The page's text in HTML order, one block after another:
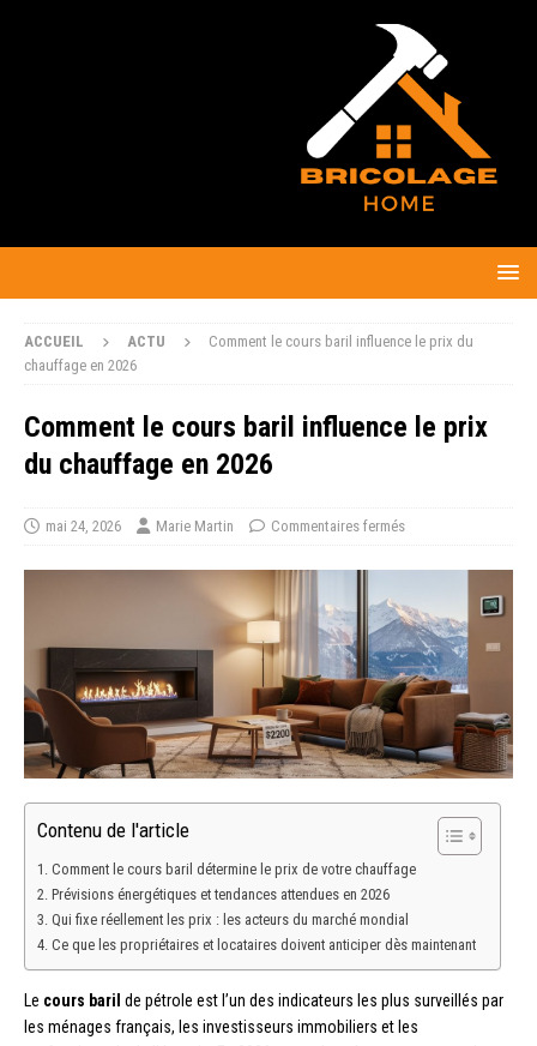
ACCUEIL ACTU
Comment le cours baril influence le prix du
chauffage en 2026
Comment le cours baril influence le prix
du chauffage en 2026
mai 24, 2026 Marie Martin Commentaires fermés
Contenu de l'article
Comment le cours baril détermine le prix de votre chauffage
Prévisions énergétiques et tendances attendues en 2026
Qui fixe réellement les prix : les acteurs du marché mondial
Ce que les propriétaires et locataires doivent anticiper dès maintenant
Le cours baril de pétrole est l’un des indicateurs les plus surveillés par
les ménages français, les investisseurs immobiliers et les